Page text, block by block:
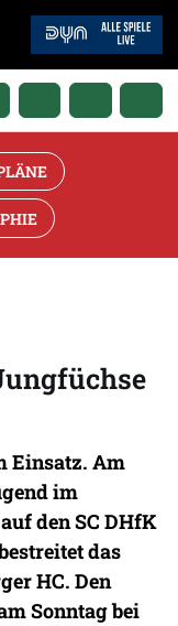
Einsatz. Am
im
den SC DHfK
das
HC. Den
Sonntag bei